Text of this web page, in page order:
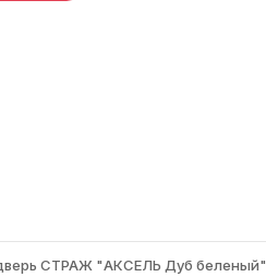
СТРАЖ "АКСЕЛЬ Дуб беленый"